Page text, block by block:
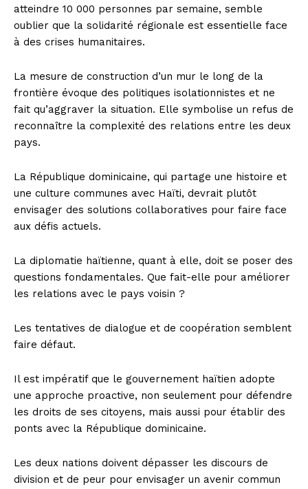
atteindre 10 000 personnes par semaine, semble
oublier que la solidarité régionale est essentielle face
à des crises humanitaires.
La mesure de construction d’un mur le long de la
frontière évoque des politiques isolationnistes et ne
fait qu’aggraver la situation. Elle symbolise un refus de
reconnaître la complexité des relations entre les deux
pays.
La République dominicaine, qui partage une histoire et
une culture communes avec Haïti, devrait plutôt
envisager des solutions collaboratives pour faire face
aux défis actuels.
La diplomatie haïtienne, quant à elle, doit se poser des
questions fondamentales. Que fait-elle pour améliorer
les relations avec le pays voisin ?
Les tentatives de dialogue et de coopération semblent
faire défaut.
Il est impératif que le gouvernement haïtien adopte
une approche proactive, non seulement pour défendre
les droits de ses citoyens, mais aussi pour établir des
ponts avec la République dominicaine.
Les deux nations doivent dépasser les discours de
division et de peur pour envisager un avenir commun